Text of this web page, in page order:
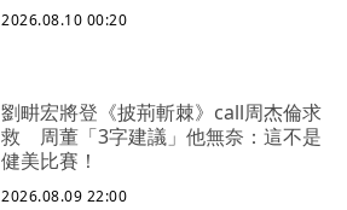
2026.08.10 00:20
劉畊宏將登《披荊斬棘》call周杰倫求
救 周董「3字建議」他無奈：這不是
健美比賽！
2026.08.09 22:00